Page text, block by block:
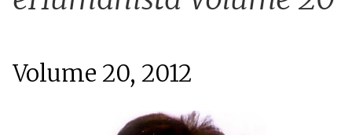
Volume 20, 2012